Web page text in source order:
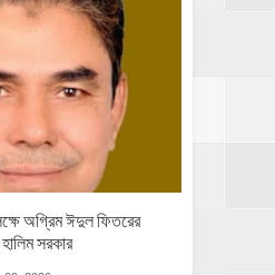
অগ্রিম ঈদুল ফিতরের
সরকার